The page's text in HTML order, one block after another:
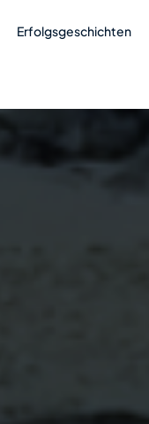
Erfolgsgeschichten